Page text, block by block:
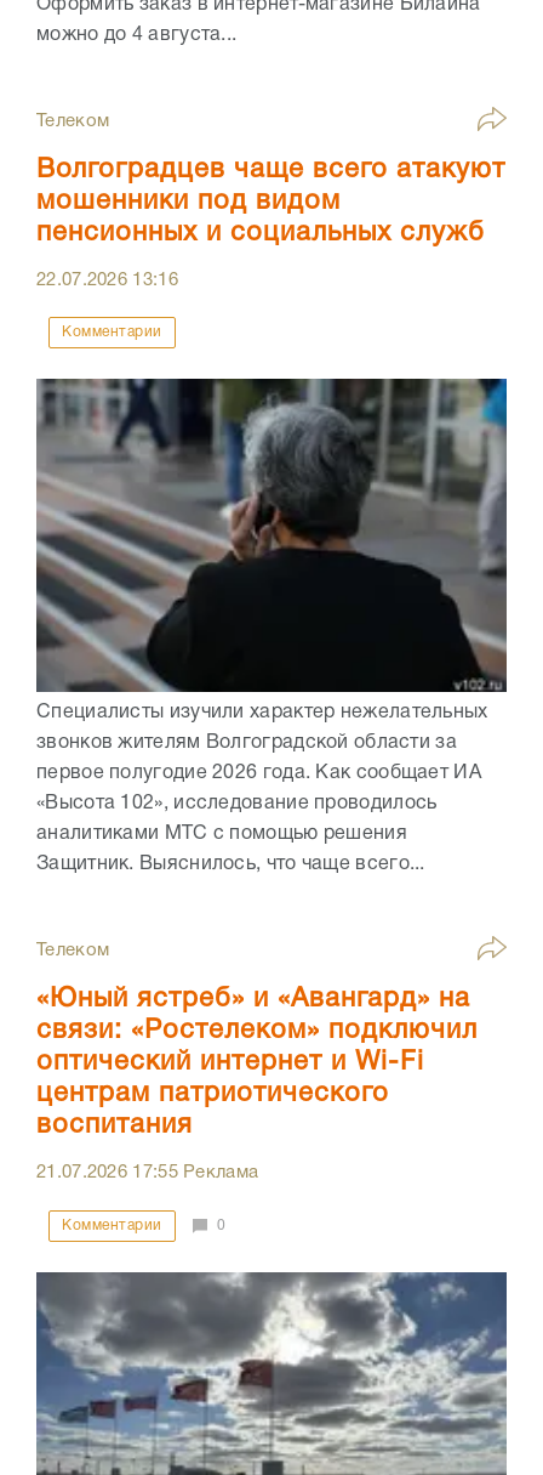
Оформить заказ в интернет-магазине Билайна
можно до 4 августа...
Телеком
Волгоградцев чаще всего атакуют
мошенники под видом
пенсионных и социальных служб
22.07.2026 13:16
Комментарии
Специалисты изучили характер нежелательных
звонков жителям Волгоградской области за
первое полугодие 2026 года. Как сообщает ИА
«Высота 102», исследование проводилось
аналитиками МТС с помощью решения
Защитник. Выяснилось, что чаще всего...
Телеком
«Юный ястреб» и «Авангард» на
связи: «Ростелеком» подключил
оптический интернет и Wi-Fi
центрам патриотического
воспитания
21.07.2026 17:55Реклама
Комментарии 0